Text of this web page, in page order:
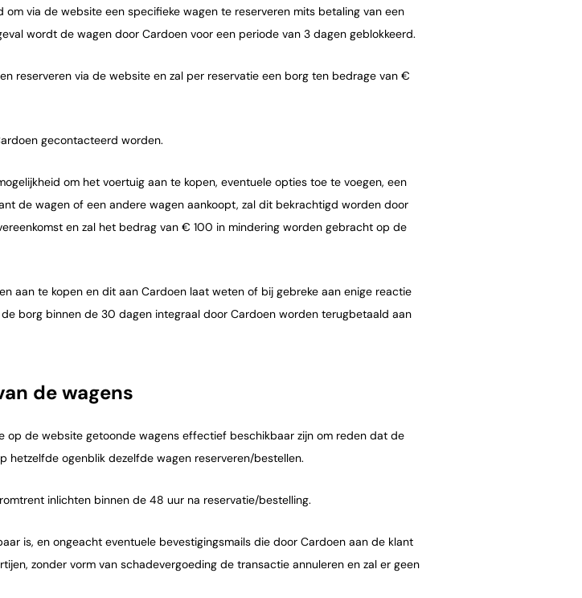
om via de website een specifieke wagen te reserveren mits betaling van een
wordt de wagen door Cardoen voor een periode van 3 dagen geblokkeerd.
reserveren via de website en zal per reservatie een borg ten bedrage van €
gecontacteerd worden.
om het voertuig aan te kopen, eventuele opties toe te voegen, een
de wagen of een andere wagen aankoopt, zal dit bekrachtigd worden door
en zal het bedrag van € 100 in mindering worden gebracht op de
aan te kopen en dit aan Cardoen laat weten of bij gebreke aan enige reactie
borg binnen de 30 dagen integraal door Cardoen worden terugbetaald aan
de wagens
op de website getoonde wagens effectief beschikbaar zijn om reden dat de
hetzelfde ogenblik dezelfde wagen reserveren/bestellen.
inlichten binnen de 48 uur na reservatie/bestelling.
is, en ongeacht eventuele bevestigingsmails die door Cardoen aan de klant
zonder vorm van schadevergoeding de transactie annuleren en zal er geen